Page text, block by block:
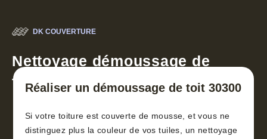
DK COUVERTURE
Nettoyage démoussage de
toiture 30
Réaliser un démoussage de toit 30300
Si votre toiture est couverte de mousse, et vous ne
distinguez plus la couleur de vos tuiles, un nettoyage